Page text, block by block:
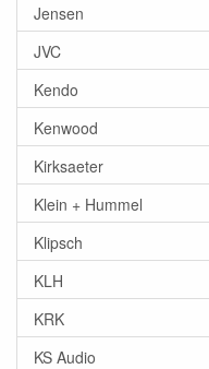
Jensen
JVC
Kendo
Kenwood
Kirksaeter
Klein + Hummel
Klipsch
KLH
KRK
KS Audio